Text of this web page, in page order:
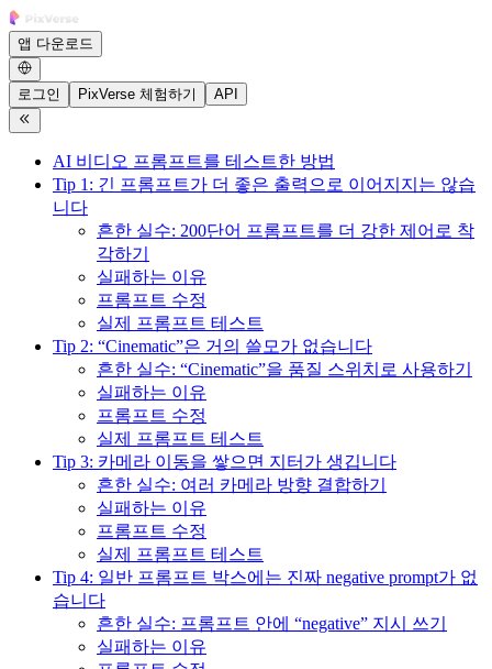
앱 다운로드
로그인 PixVerse 체험하기 API
AI 비디오 프롬프트를 테스트한 방법
Tip 1: 긴 프롬프트가 더 좋은 출력으로 이어지지는 않습
니다
흔한 실수: 200단어 프롬프트를 더 강한 제어로 착
각하기
실패하는 이유
프롬프트 수정
실제 프롬프트 테스트
Tip 2: “Cinematic”은 거의 쓸모가 없습니다
흔한 실수: “Cinematic”을 품질 스위치로 사용하기
실패하는 이유
프롬프트 수정
실제 프롬프트 테스트
Tip 3: 카메라 이동을 쌓으면 지터가 생깁니다
흔한 실수: 여러 카메라 방향 결합하기
실패하는 이유
프롬프트 수정
실제 프롬프트 테스트
Tip 4: 일반 프롬프트 박스에는 진짜 negative prompt가 없
습니다
흔한 실수: 프롬프트 안에 “negative” 지시 쓰기
실패하는 이유